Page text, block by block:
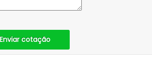
Enviar cotação